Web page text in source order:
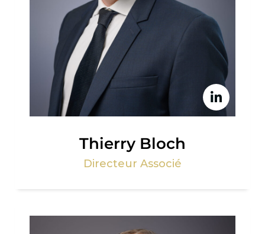
Thierry Bloch
Directeur Associé